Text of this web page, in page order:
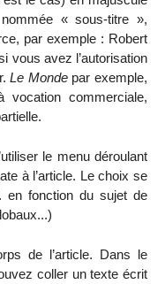
« sous-titre »,
par exemple : Robert
vous avez l’autorisation
Le Mondepar exemple,
commerciale,
le menu déroulant
à l’article. Le choix se
en fonction du sujet de
de l’article. Dans le
coller un texte écrit